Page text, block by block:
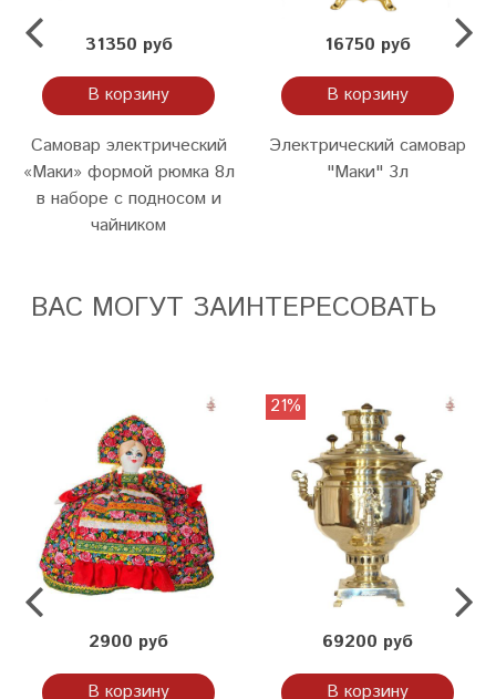
31350 руб
В корзину
Самовар электрический
«Маки» формой рюмка 8л
в наборе с подносом и
чайником
16750 руб
В корзину
Электрический самовар
"Маки" 3л
ВАС МОГУТ ЗАИНТЕРЕСОВАТЬ
2900 руб
В корзину
21%
69200 руб
В корзину